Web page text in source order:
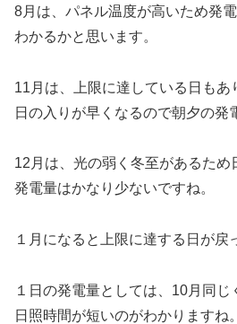
8月は、パネル温度が高いため発
わかるかと思います。
11月は、上限に達している日もあ
日の入りが早くなるので朝夕の発
12月は、光の弱く冬至があるため
発電量はかなり少ないですね。
１月になると上限に達する日が戻
１日の発電量としては、10月同じ
日照時間が短いのがわかりますね。